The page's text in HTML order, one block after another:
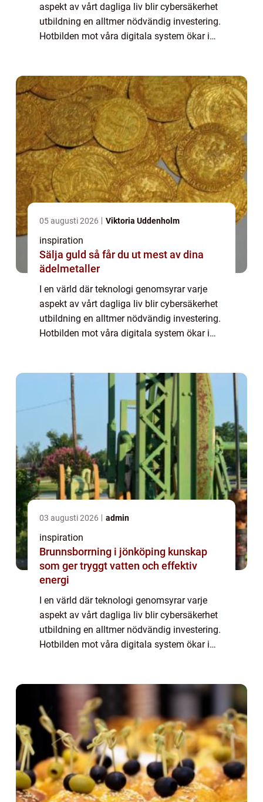
aspekt av vårt dagliga liv blir cybersäkerhet
utbildning en alltmer nödvändig investering.
Hotbilden mot våra digitala system ökar i
05 augusti 2026 Viktoria Uddenholm
inspiration
Sälja guld så får du ut mest av dina
ädelmetaller
I en värld där teknologi genomsyrar varje
aspekt av vårt dagliga liv blir cybersäkerhet
utbildning en alltmer nödvändig investering.
Hotbilden mot våra digitala system ökar i
03 augusti 2026 admin
inspiration
Brunnsborrning i jönköping kunskap
som ger tryggt vatten och effektiv
energi
I en värld där teknologi genomsyrar varje
aspekt av vårt dagliga liv blir cybersäkerhet
utbildning en alltmer nödvändig investering.
Hotbilden mot våra digitala system ökar i